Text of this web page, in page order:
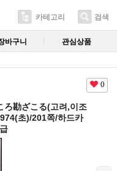
카테고리 검색
바구니 관심상품
0
ろ勘ざこる(고려,이조
초)/201쪽/하드카